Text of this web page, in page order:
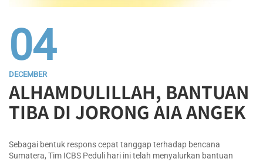
04
DECEMBER
ALHAMDULILLAH, BANTUAN
TIBA DI JORONG AIA ANGEK
Sebagai bentuk respons cepat tanggap terhadap bencana
Sumatera, Tim ICBS Peduli hari ini telah menyalurkan bantuan